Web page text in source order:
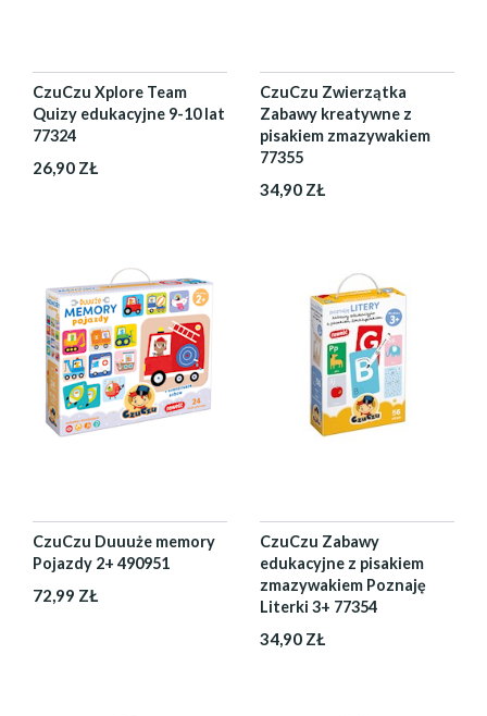
CzuCzu Xplore Team
Quizy edukacyjne 9-10 lat
77324
26,90 ZŁ
CzuCzu Zwierzątka
Zabawy kreatywne z
pisakiem zmazywakiem
77355
34,90 ZŁ
CzuCzu Duuuże memory
Pojazdy 2+ 490951
72,99 ZŁ
CzuCzu Zabawy
edukacyjne z pisakiem
zmazywakiem Poznaję
Literki 3+ 77354
34,90 ZŁ